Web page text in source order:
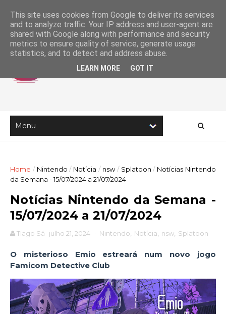
Home / Nintendo / Notícia / nsw / Splatoon / Notícias Nintendo
da Semana - 15/07/2024 a 21/07/2024
Notícias Nintendo da Semana -
15/07/2024 a 21/07/2024
Tiago Sá julho 21, 2024 - Nintendo Notícia nsw Splatoon
O misterioso Emio estreará num novo jogo
Famicom Detective Club
This site uses cookies from Google to deliver its services
and to analyze traffic. Your IP address and user-agent are
shared with Google along with performance and security
metrics to ensure quality of service, generate usage
statistics, and to detect and address abuse.
LEARN MORE GOT IT